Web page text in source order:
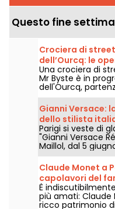
Questo fine
Crociera di
dell’Ourcq: le
espongono
Una crociera di
Mr Byste è in
dell'Ourcq,
dell'Estate del
In programma:
visita guidata
una scoperta
dell'artista.
Gianni Versace:
dello stilista
proroghe
Parigi si veste di
"Gianni Versace
Maillol, dal 5
barocco e
moda retrò
all'altezza della
Claude Monet a
capolavori del
impressionista
È
più amati: Claude
ricco patrimonio